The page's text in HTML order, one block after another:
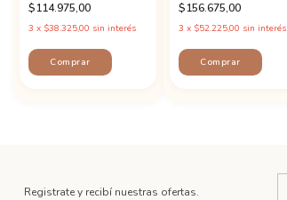
$114.975,00
3 x $38.325,00 sin interés
$156.675,00
3 x $52.225,00 sin interés
Registrate y recibí nuestras ofertas.